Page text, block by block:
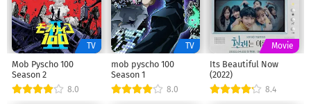
Eps 02 -4 Tahun yang lalu
TV
Mob Pyscho 100
Season 2
8.0
TV
mob pyscho 100
Season 1
8.0
Movie
Its Beautiful Now
(2022)
8.4